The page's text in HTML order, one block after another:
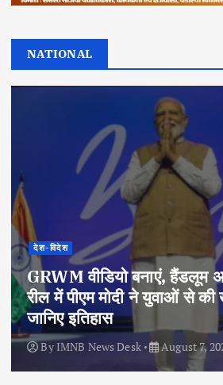
NATIONAL
देश-विदेश
GRWM वीडियो बनाएं, हैंडलूम
रील में पीएम मोदी ने युवाओं से
जानिए इतिहास
By IMNB News Desk August 7,